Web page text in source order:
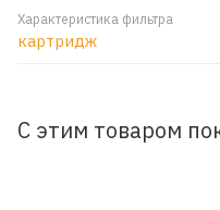
Характеристика фильтра
картридж
С этим товаром